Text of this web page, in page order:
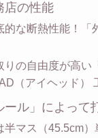
店の性能
的な断熱性能！「
りの自由度が高い
（アイヘッド）
ール」によって
半マス（45.5cm